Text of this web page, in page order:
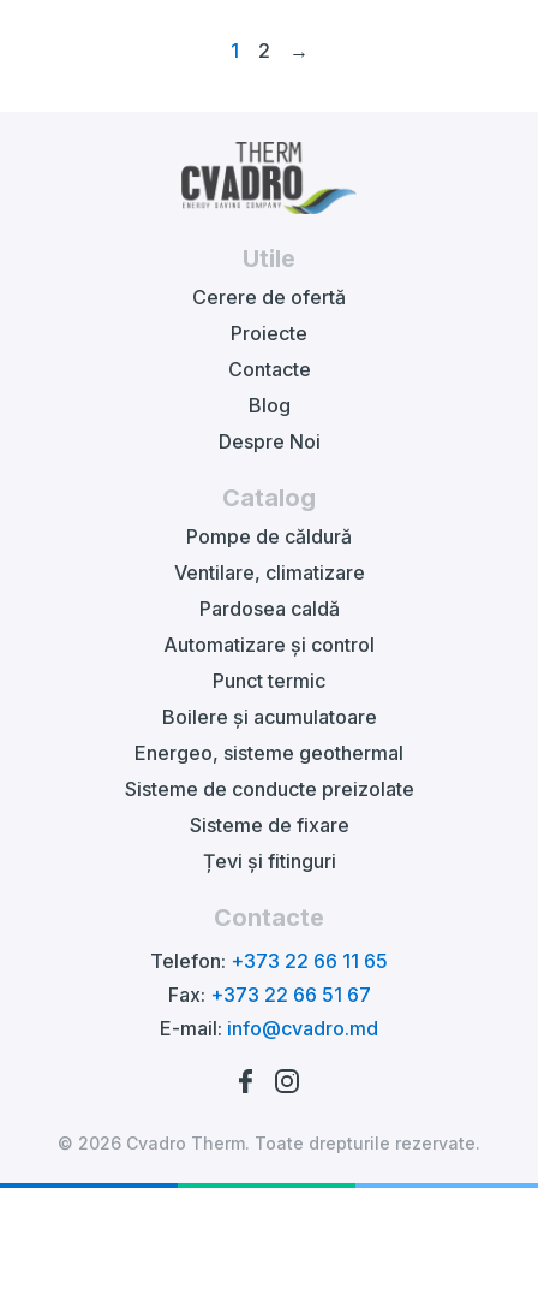
1 2 →
Utile
Cerere de ofertă
Proiecte
Contacte
Blog
Despre Noi
Catalog
Pompe de căldură
Ventilare, climatizare
Pardosea caldă
Automatizare și control
Punct termic
Boilere și acumulatoare
Energeo, sisteme geothermal
Sisteme de conducte preizolate
Sisteme de fixare
Țevi și fitinguri
Contacte
Telefon: +373 22 66 11 65
Fax: +373 22 66 51 67
E-mail: info@cvadro.md
© 2026 Cvadro Therm. Toate drepturile rezervate.